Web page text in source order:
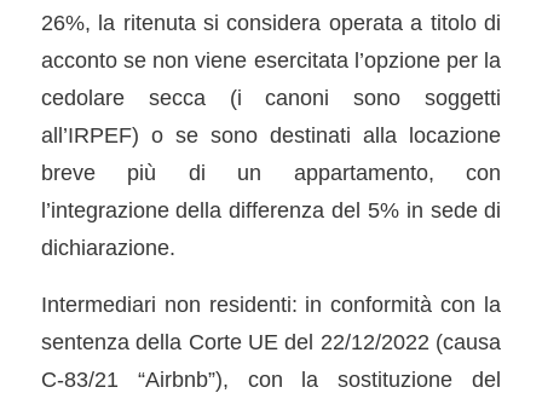
26%, la ritenuta si considera operata a titolo di
acconto se non viene esercitata l’opzione per la
cedolare secca (i canoni sono soggetti
all’IRPEF) o se sono destinati alla locazione
breve più di un appartamento, con
l’integrazione della differenza del 5% in sede di
dichiarazione.
Intermediari non residenti: in conformità con la
sentenza della Corte UE del 22/12/2022 (causa
C-83/21 “Airbnb”), con la sostituzione del